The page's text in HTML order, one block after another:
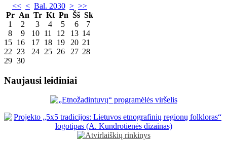
<< < Bal. 2030 > >>
Pr An Tr Kt Pn Šš Sk
1
2 3 4 5 6
7
8
9 10 11 12 13 14
15 16 17 18 19 20 21
22
23 24 25 26 27 28
29 30
Naujausi leidiniai